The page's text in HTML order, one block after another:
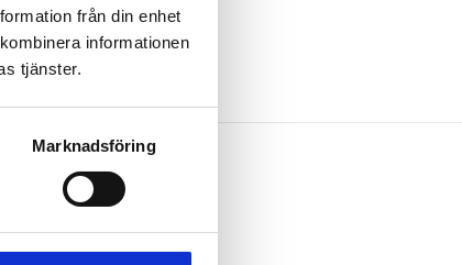
från din enhet
informationen
tjänster.
Marknadsföring